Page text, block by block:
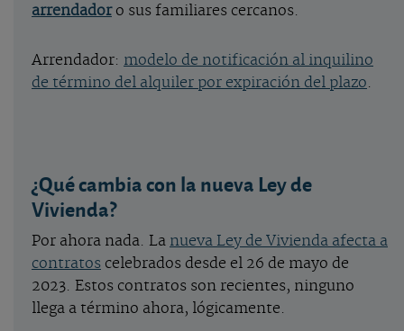
arrendadoro sus familiares cercanos.
Arrendador: modelo de notificación al inquilino
de término del alquiler por expiración del plazo.
¿Qué cambia con la nueva Ley de
Vivienda?
Por ahora nada. La nueva Ley de Vivienda afecta a
contratos celebrados desde el 26 de mayo de
2023. Estos contratos son recientes, ninguno
llega a término ahora, lógicamente.